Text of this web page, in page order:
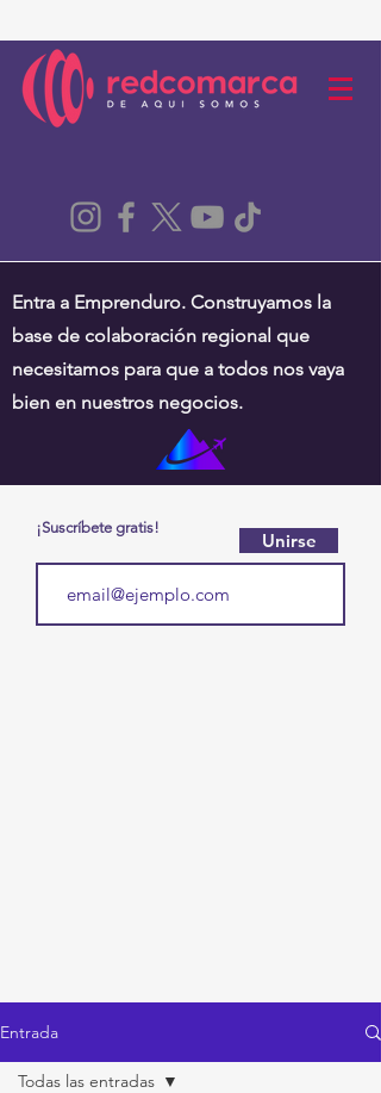
Entra a Emprenduro. Construyamos la
base de colaboración regional que
necesitamos para que a todos nos vaya
bien en nuestros negocios.
¡Suscríbete gratis!
Unirse
Entrada
Todas las entradas